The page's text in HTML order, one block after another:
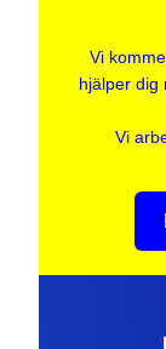
Vi
hjälper dig
Vi